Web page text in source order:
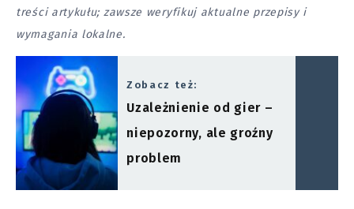
treści artykułu; zawsze weryfikuj aktualne przepisy i
wymagania lokalne.
Zobacz też:
Uzależnienie od gier –
niepozorny, ale groźny
problem